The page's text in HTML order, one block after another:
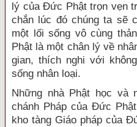
lý của Ðức Phật trọn vẹn
chắn lúc đó chúng ta sẽ
một lối sống vô cùng
Phật là một chân lý về
gian, thích nghi với
sống nhân loại.
Những nhà Phật học và
chánh Pháp của Ðức
kho tàng Giáo pháp của